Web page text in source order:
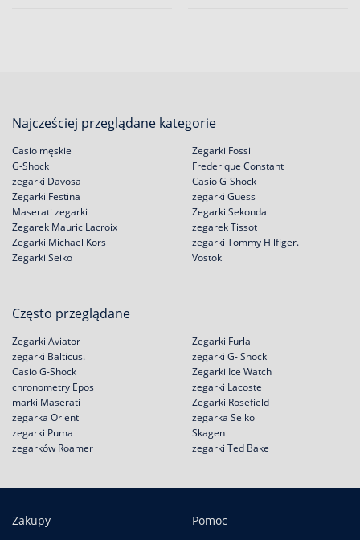
Najcześciej przeglądane kategorie
Casio męskie
G-Shock
zegarki Davosa
Zegarki Festina
Zegarki Fossil
Frederique Constant
Casio G-Shock
zegarki Guess
Maserati zegarki
Zegarek Mauric Lacroix
Zegarki Michael Kors
Zegarki Seiko
Zegarki Sekonda
zegarek Tissot
zegarki Tommy Hilfiger.
Vostok
Często przeglądane
Zegarki Aviator
zegarki Balticus.
Casio G-Shock
chronometry Epos
Zegarki Furla
zegarki G- Shock
Zegarki Ice Watch
zegarki Lacoste
marki Maserati
zegarka Orient
zegarki Puma
zegarków Roamer
Zegarki Rosefield
zegarka Seiko
Skagen
zegarki Ted Bake
Zakupy Pomoc